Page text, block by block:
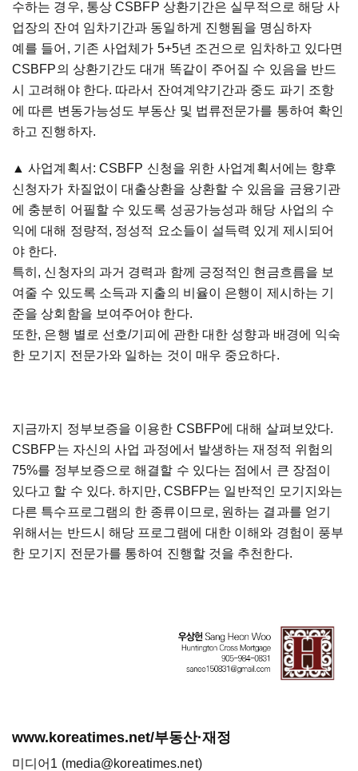
수하는 경우, 통상 CSBFP 상환기간은 실무적으로 해당 사
업장의 잔여 임차기간과 동일하게 진행됨을 명심하자
예를 들어, 기존 사업체가 5+5년 조건으로 임차하고 있다면
CSBFP의 상환기간도 대개 똑같이 주어질 수 있음을 반드
시 고려해야 한다. 따라서 잔여계약기간과 중도 파기 조항
에 따른 변동가능성도 부동산 및 법류전문가를 통하여 확인
하고 진행하자.
▲ 사업계획서: CSBFP 신청을 위한 사업계획서에는 향후
신청자가 차질없이 대출상환을 상환할 수 있음을 금융기관
에 충분히 어필할 수 있도록 성공가능성과 해당 사업의 수
익에 대해 정량적, 정성적 요소들이 설득력 있게 제시되어
야 한다.
특히, 신청자의 과거 경력과 함께 긍정적인 현금흐름을 보
여줄 수 있도록 소득과 지출의 비율이 은행이 제시하는 기
준을 상회함을 보여주어야 한다.
또한, 은행 별로 선호/기피에 관한 대한 성향과 배경에 익숙
한 모기지 전문가와 일하는 것이 매우 중요하다.
지금까지 정부보증을 이용한 CSBFP에 대해 살펴보았다.
CSBFP는 자신의 사업 과정에서 발생하는 재정적 위험의
75%를 정부보증으로 해결할 수 있다는 점에서 큰 장점이
있다고 할 수 있다. 하지만, CSBFP는 일반적인 모기지와는
다른 특수프로그램의 한 종류이므로, 원하는 결과를 얻기
위해서는 반드시 해당 프로그램에 대한 이해와 경험이 풍부
한 모기지 전문가를 통하여 진행할 것을 추천한다.
www.koreatimes.net/부동산·재정
미디어1 (media@koreatimes.net)